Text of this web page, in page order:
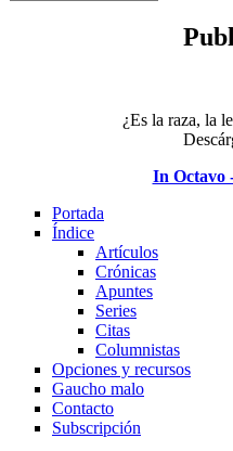
¿Es la raza, la
In Octavo
Portada
Índice
Artículos
Crónicas
Apuntes
Series
Citas
Columnistas
Opciones y recursos
Gaucho malo
Contacto
Subscripción